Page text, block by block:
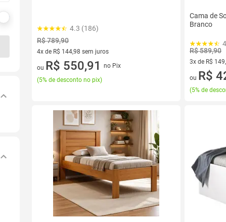
4.3 (186)
R$ 789,90
4x de R$ 144,98 sem juros
4 vez de R$ 144,98 sem juros
ou R$ 550,91
no Pix
(5% de desconto no pix)
Cama de
Branco
R$ 589,90
3x de R$
3 vez de R$
ou R$
(5% de